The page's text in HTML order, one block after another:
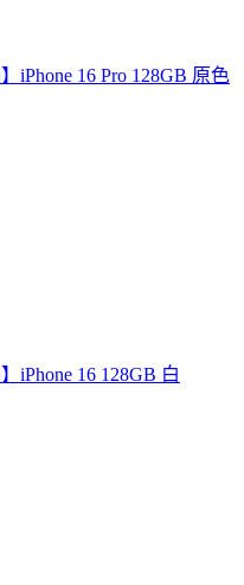
iPhone 16 Pro 128GB 原色
iPhone 16 128GB 白